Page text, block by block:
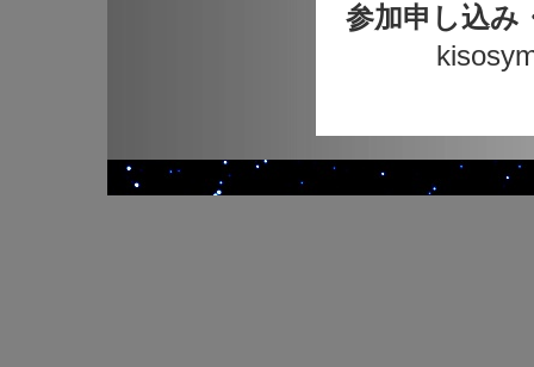
参加申し込み